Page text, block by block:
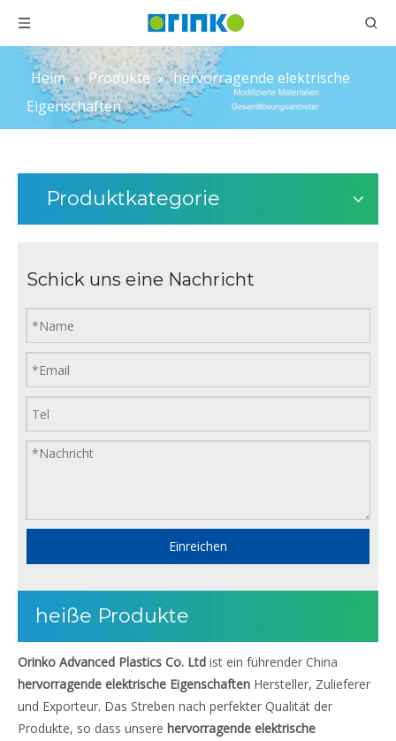
Heim » Produkte » hervorragende elektrische
Eigenschaften
Produktkategorie
Schick uns eine Nachricht
Einreichen
heiße Produkte
Orinko Advanced Plastics Co. Ltd ist ein führender China
hervorragende elektrische Eigenschaften Hersteller, Zulieferer
und Exporteur. Das Streben nach perfekter Qualität der
Produkte, so dass unsere hervorragende elektrische